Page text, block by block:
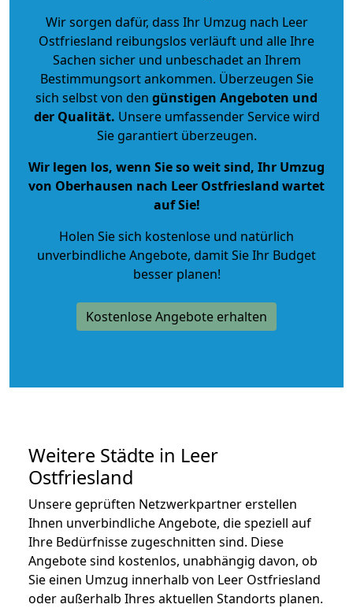
Wir sorgen dafür, dass Ihr Umzug nach Leer
Ostfriesland reibungslos verläuft und alle Ihre
Sachen sicher und unbeschadet an Ihrem
Bestimmungsort ankommen. Überzeugen Sie
sich selbst von den günstigen Angeboten und
der Qualität. Unsere umfassender Service wird
Sie garantiert überzeugen.
Wir legen los, wenn Sie so weit sind, Ihr Umzug
von Oberhausen nach Leer Ostfriesland wartet
auf Sie!
Holen Sie sich kostenlose und natürlich
unverbindliche Angebote, damit Sie Ihr Budget
besser planen!
Kostenlose Angebote erhalten
Weitere Städte in Leer
Ostfriesland
Unsere geprüften Netzwerkpartner erstellen
Ihnen unverbindliche Angebote, die speziell auf
Ihre Bedürfnisse zugeschnitten sind. Diese
Angebote sind kostenlos, unabhängig davon, ob
Sie einen Umzug innerhalb von Leer Ostfriesland
oder außerhalb Ihres aktuellen Standorts planen.